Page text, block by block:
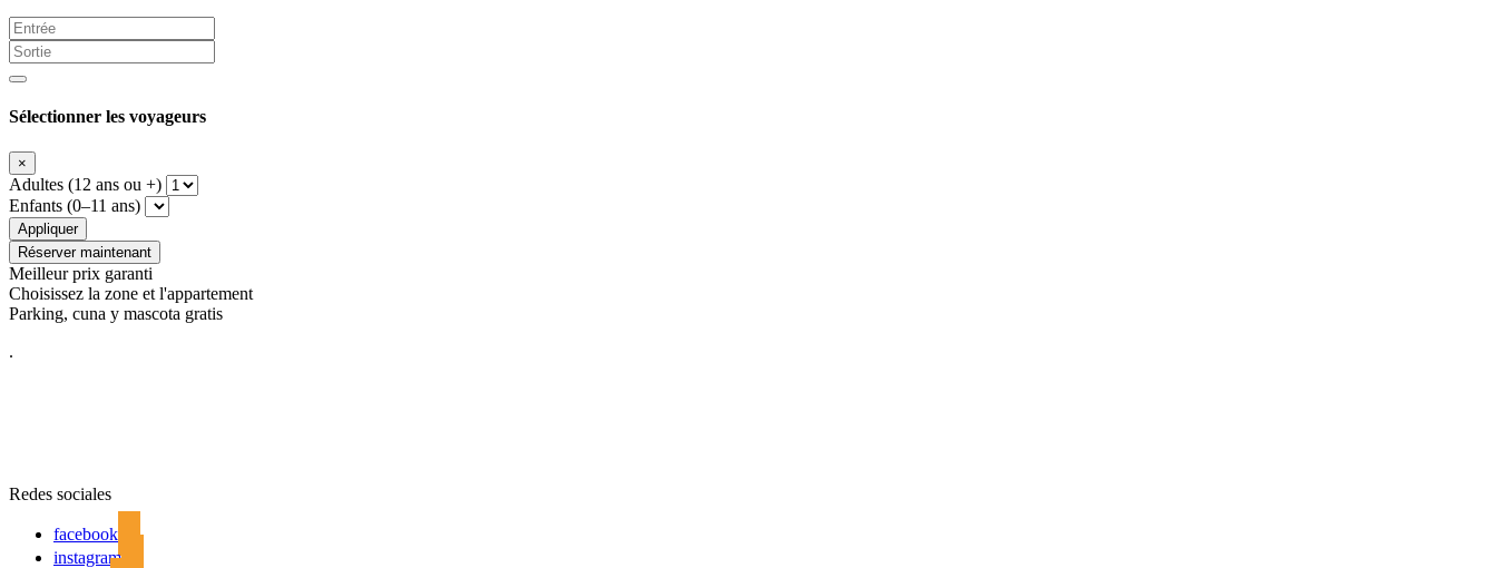
Sélectionner les voyageurs
×
Adultes (12 ans ou +)
Enfants (0–11 ans)
Appliquer
Réserver maintenant
Meilleur prix garanti
Choisissez la zone et l'appartement
Parking, cuna y mascota gratis
.
Redes sociales
facebook
instagram